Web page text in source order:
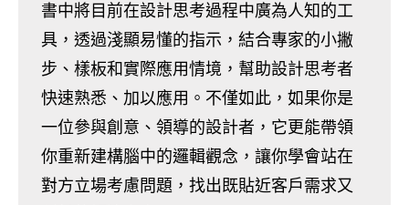
書中將目前在設計思考過程中廣為人知的工
具，透過淺顯易懂的指示，結合專家的小撇
步、樣板和實際應用情境，幫助設計思考者
快速熟悉、加以應用。不僅如此，如果你是
一位參與創意、領導的設計者，它更能帶領
你重新建構腦中的邏輯觀念，讓你學會站在
對方立場考慮問題，找出既貼近客戶需求又